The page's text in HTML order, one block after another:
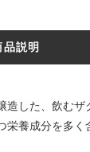
品説明
した、飲むザ
養成分を多